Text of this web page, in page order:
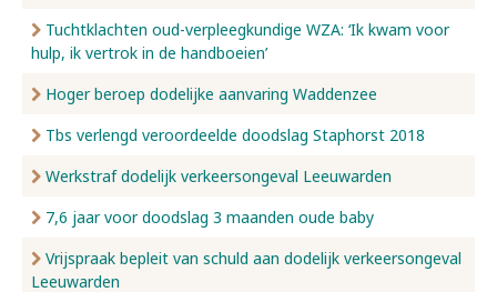
Tuchtklachten oud-verpleegkundige WZA: ‘Ik kwam voor
hulp, ik vertrok in de handboeien’
Hoger beroep dodelijke aanvaring Waddenzee
Tbs verlengd veroordeelde doodslag Staphorst 2018
Werkstraf dodelijk verkeersongeval Leeuwarden
7,6 jaar voor doodslag 3 maanden oude baby
Vrijspraak bepleit van schuld aan dodelijk verkeersongeval
Leeuwarden